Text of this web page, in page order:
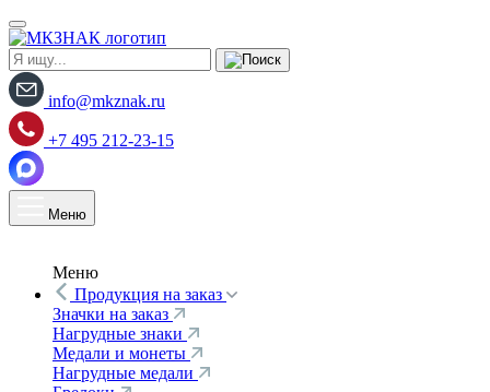
info@mkznak.ru
+7 495 212-23-15
Меню
Меню
Продукция на заказ
Значки на заказ
Нагрудные знаки
Медали и монеты
Нагрудные медали